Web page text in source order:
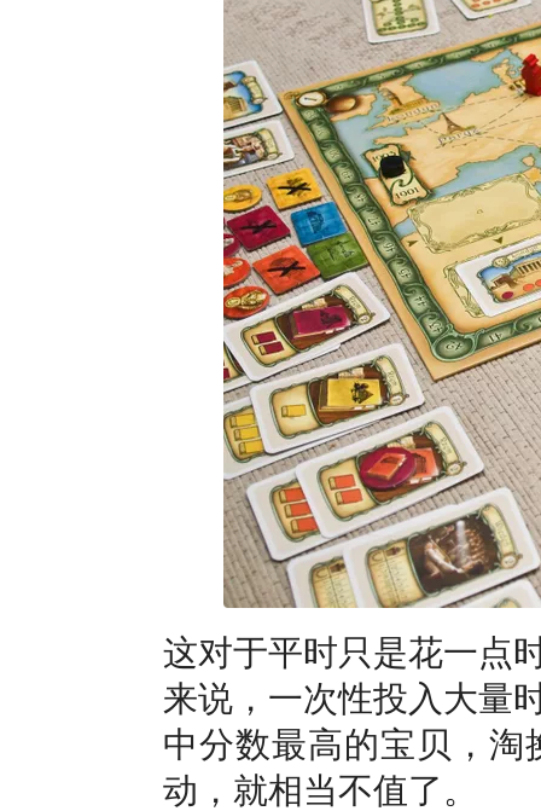
这对于平时只是花一点
来说，一次性投入大量
中分数最高的宝贝，
动，就相当不值了。